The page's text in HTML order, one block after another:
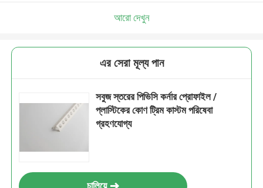
আরো দেখুন
এর সেরা মূল্য পান
সবুজ স্তরের পিভিসি কর্নার প্রোফাইল /
প্লাস্টিকের কোণ ট্রিম কাস্টম পরিষেবা
গ্রহণযোগ্য